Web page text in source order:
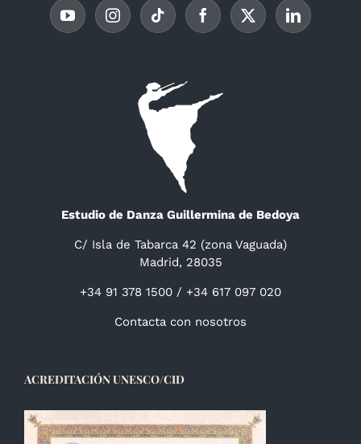
Estudio de Danza Guillermina de Bedoya
C/ Isla de Tabarca 42 (zona Vaguada)
Madrid, 28035
+34 91 378 1500 / +34 617 097 020
Contacta con nosotros
ACREDITACIÓN UNESCO/CID